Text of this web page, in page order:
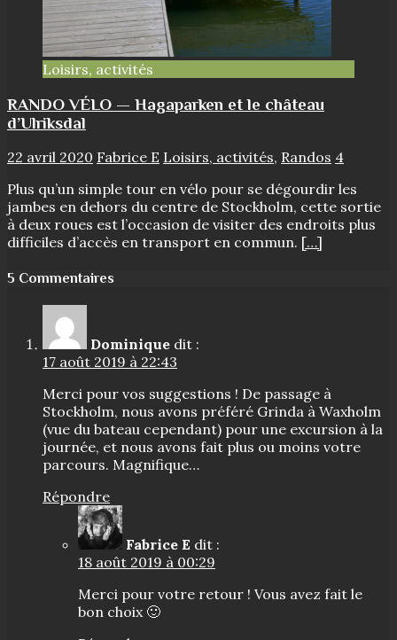
Loisirs, activités
RANDO VÉLO — Hagaparken et le château
d’Ulriksdal
22 avril 2020 Fabrice E Loisirs, activités, Randos 4
Plus qu’un simple tour en vélo pour se dégourdir les
jambes en dehors du centre de Stockholm, cette sortie
à deux roues est l’occasion de visiter des endroits plus
difficiles d’accès en transport en commun. […]
5 Commentaires
Dominique dit :
17 août 2019 à 22:43
Merci pour vos suggestions ! De passage à
Stockholm, nous avons préféré Grinda à Waxholm
(vue du bateau cependant) pour une excursion à la
journée, et nous avons fait plus ou moins votre
parcours. Magnifique…
Répondre
Fabrice E dit :
18 août 2019 à 00:29
Merci pour votre retour ! Vous avez fait le
bon choix 🙂